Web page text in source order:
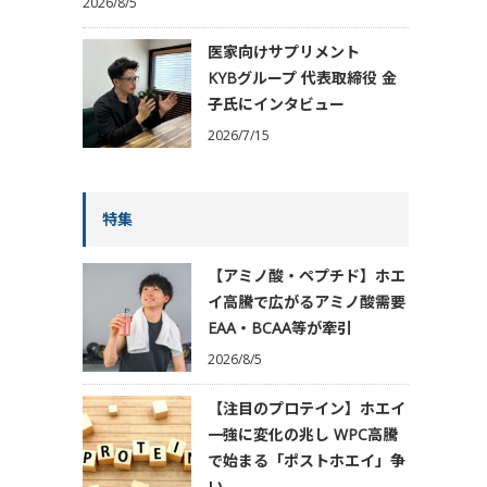
医家向けサプリメント
KYBグループ 代表取締役 金
子氏にインタビュー
2026/7/15
特集
【アミノ酸・ペプチド】ホエ
イ高騰で広がるアミノ酸需要
EAA・BCAA等が牽引
2026/8/5
【注目のプロテイン】ホエイ
一強に変化の兆し WPC高騰
で始まる「ポストホエイ」争